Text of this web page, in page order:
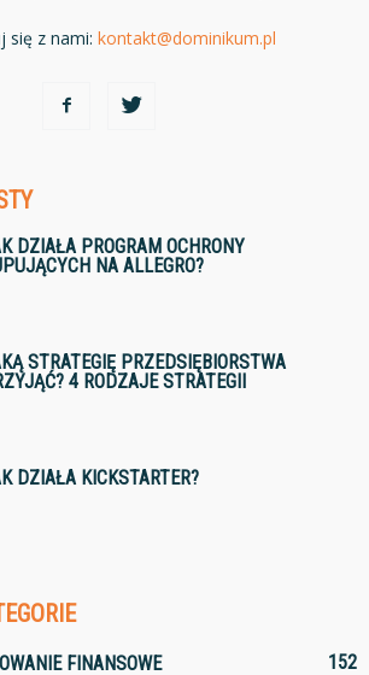
się z nami: kontakt@dominikum.pl
DZIAŁA PROGRAM OCHRONY
NA ALLEGRO?
STRATEGIĘ PRZEDSIĘBIORSTWA
4 RODZAJE STRATEGII
DZIAŁA KICKSTARTER?
FINANSOWE 152